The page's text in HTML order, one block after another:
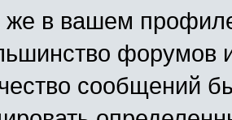
же в вашем
форумов
сообщений